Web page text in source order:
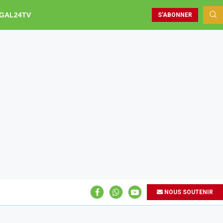
S'ABONNER
NOUS SOUTENIR